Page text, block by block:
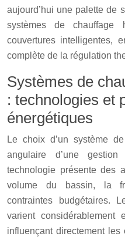
aujourd’hui une palette de
systèmes de chauffage
couvertures intelligentes,
complète de la régulation
Systèmes de
: technologies et
énergétiques
Le choix d’un système
angulaire d’une
technologie présente des
volume du bassin, la
contraintes budgétaires.
varient considérablement
influençant directement